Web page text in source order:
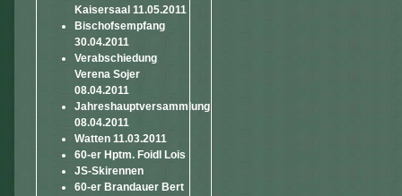
Kaisersaal 11.05.2011
Bischofsempfang
30.04.2011
Verabschiedung
Verena Sojer
08.04.2011
Jahreshauptversammlung
08.04.2011
Watten 11.03.2011
60-er Hptm. Foidl Lois
JS-Skirennen
60-er Brandauer Bert